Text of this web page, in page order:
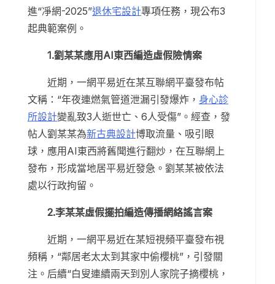
進“凈網-2025”退休宅設計專項任務，現公布3
起典範案例。
1.劉某某應用AI東西編造虛假險情案
近期，一網平易近在某互聯網平臺發布帖
文稱：“年夜連燃氣管道泄漏引發爆炸， 身心診
所設計變亂致3人逝世亡、6人受傷”。經查，發
帖人劉某某為新古典設計博取流量、吸引眼
球，應用AI東西將舊聞進行翻炒，在互聯網上
發布，形成當地居平易近發急。劉某某被依法
處以行政拘留。
2.李某某虛假擺拍編造傳播網絡謠言案
近期，一網平易近在某短視頻平臺發布視
頻稱，“鄰居老太太到其家中偷櫻桃”，引發關
注。后續“白叟連續兩天到別人家院子摘櫻桃，